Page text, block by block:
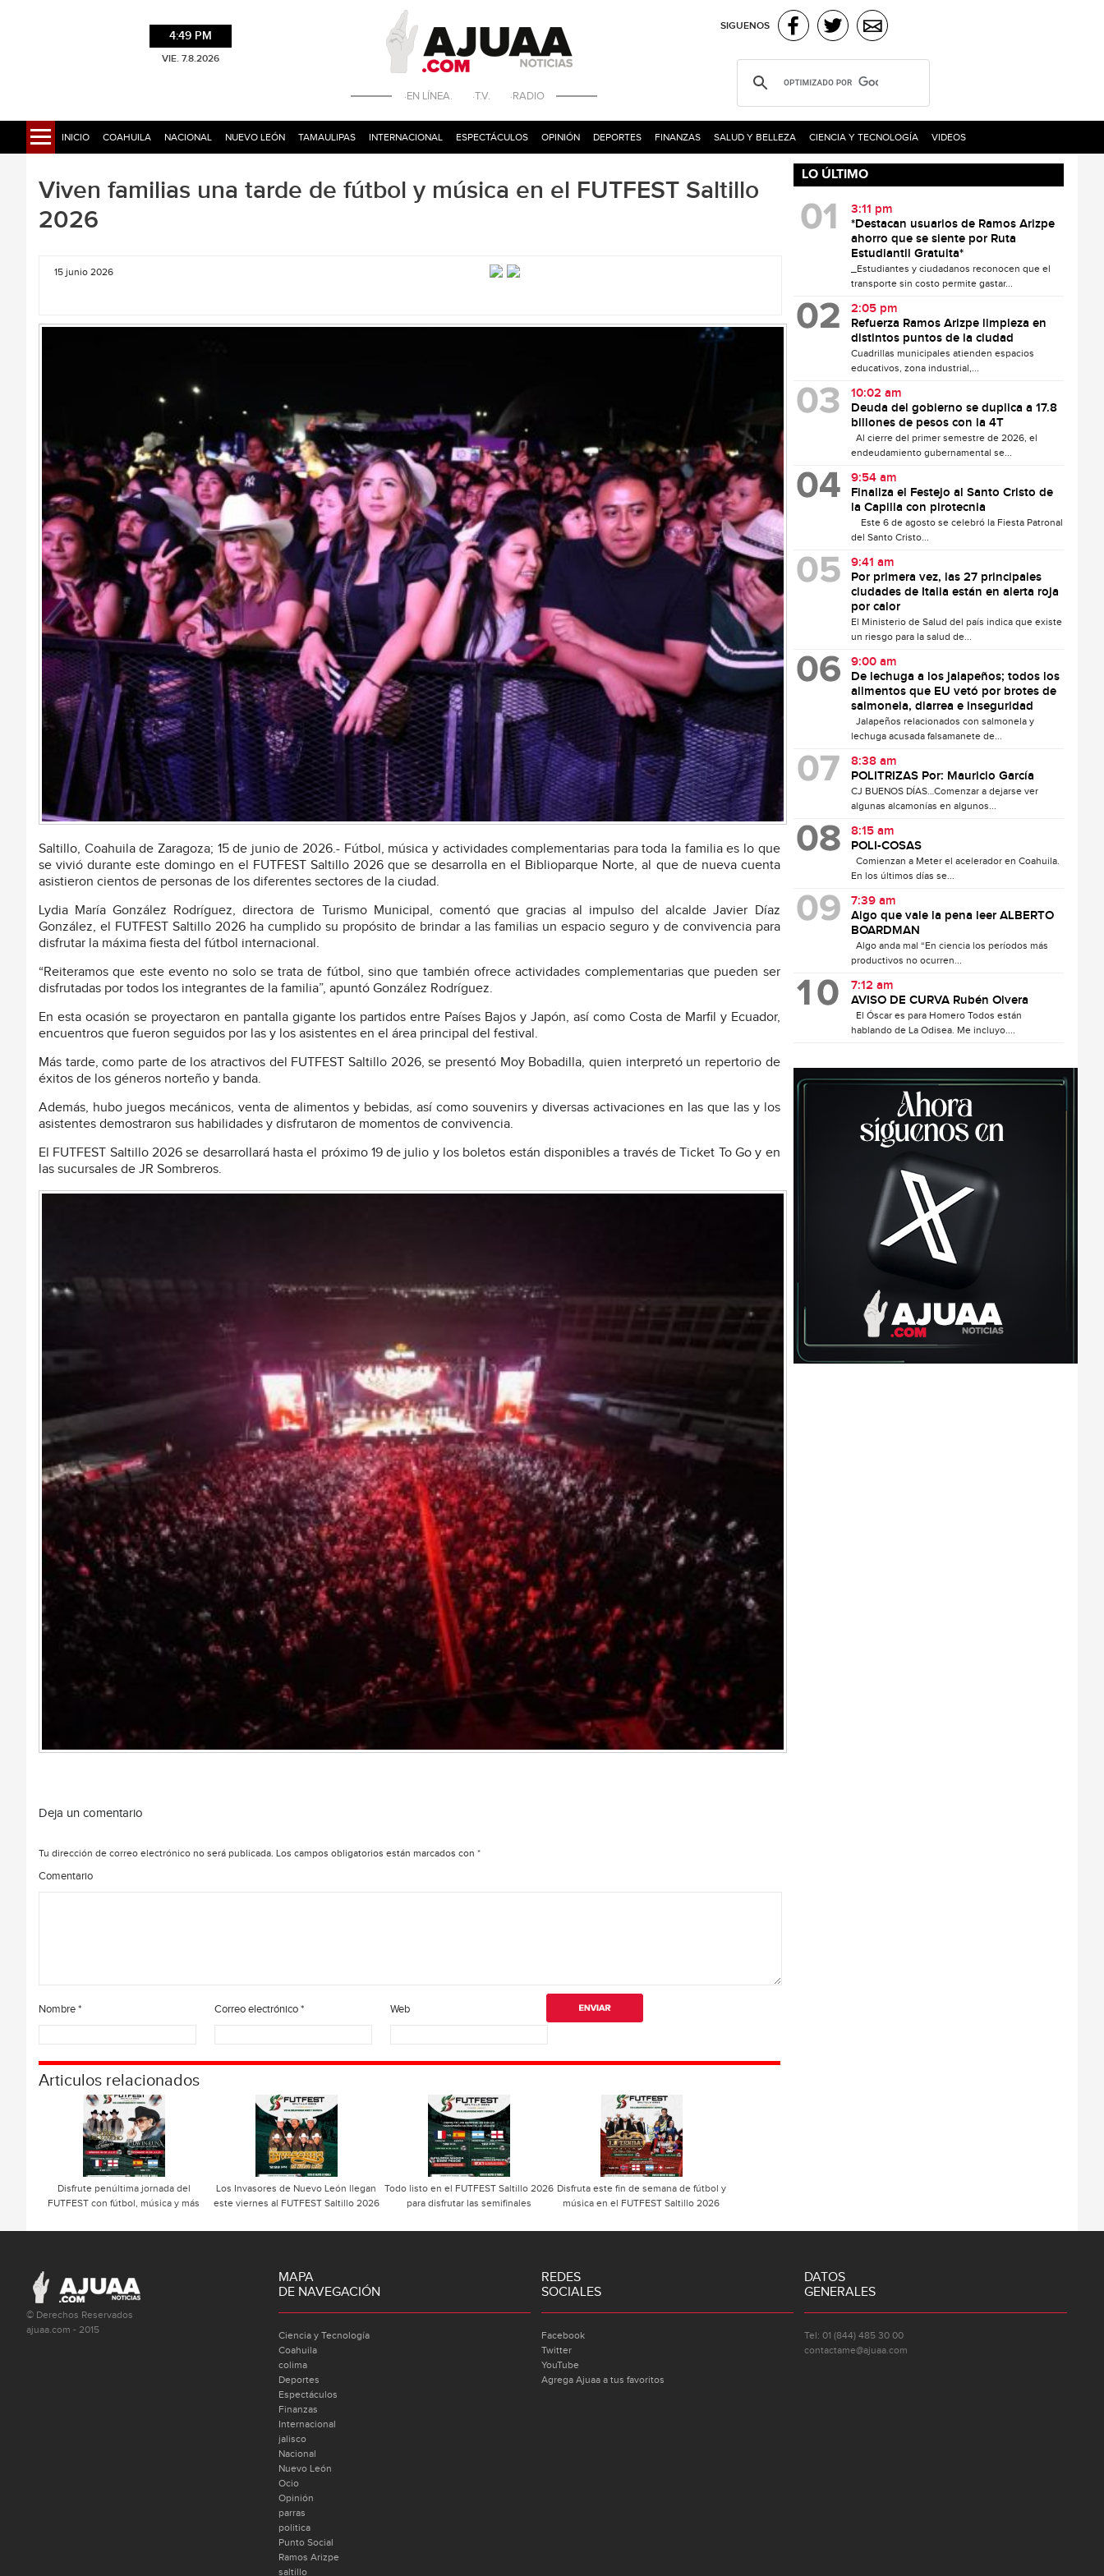
4:49 PM
VIE. 7.8.2026
·EN LÍNEA. ·T.V. ·RADIO
SIGUENOS
INICIO COAHUILA NACIONAL NUEVO LEÓN TAMAULIPAS INTERNACIONAL ESPECTÁCULOS OPINIÓN DEPORTES FINANZAS SALUD Y BELLEZA CIENCIA Y TECNOLOGÍA VIDEOS
Viven familias una tarde de fútbol y música en el FUTFEST Saltillo
2026
15 junio 2026
Saltillo, Coahuila de Zaragoza; 15 de junio de 2026.- Fútbol, música y actividades complementarias para toda la familia es lo que
se vivió durante este domingo en el FUTFEST Saltillo 2026 que se desarrolla en el Biblioparque Norte, al que de nueva cuenta
asistieron cientos de personas de los diferentes sectores de la ciudad.
Lydia María González Rodríguez, directora de Turismo Municipal, comentó que gracias al impulso del alcalde Javier Díaz
González, el FUTFEST Saltillo 2026 ha cumplido su propósito de brindar a las familias un espacio seguro y de convivencia para
disfrutar la máxima fiesta del fútbol internacional.
“Reiteramos que este evento no solo se trata de fútbol, sino que también ofrece actividades complementarias que pueden ser
disfrutadas por todos los integrantes de la familia”, apuntó González Rodríguez.
En esta ocasión se proyectaron en pantalla gigante los partidos entre Países Bajos y Japón, así como Costa de Marfil y Ecuador,
encuentros que fueron seguidos por las y los asistentes en el área principal del festival.
Más tarde, como parte de los atractivos del FUTFEST Saltillo 2026, se presentó Moy Bobadilla, quien interpretó un repertorio de
éxitos de los géneros norteño y banda.
Además, hubo juegos mecánicos, venta de alimentos y bebidas, así como souvenirs y diversas activaciones en las que las y los
asistentes demostraron sus habilidades y disfrutaron de momentos de convivencia.
El FUTFEST Saltillo 2026 se desarrollará hasta el próximo 19 de julio y los boletos están disponibles a través de Ticket To Go y en
las sucursales de JR Sombreros.
Deja un comentario
Tu dirección de correo electrónico no será publicada. Los campos obligatorios están marcados con *
Comentario
Nombre* Correo electrónico* Web
Articulos relacionados
Disfrute penúltima jornada del
FUTFEST con fútbol, música y más
Los Invasores de Nuevo León llegan
este viernes al FUTFEST Saltillo 2026
Todo listo en el FUTFEST Saltillo 2026
para disfrutar las semifinales
Disfruta este fin de semana de fútbol y
música en el FUTFEST Saltillo 2026
LO ÚLTIMO
3:11 pm
*Destacan usuarios de Ramos Arizpe
ahorro que se siente por Ruta
Estudiantil Gratuita*
_Estudiantes y ciudadanos reconocen que el
transporte sin costo permite gastar...
2:05 pm
Refuerza Ramos Arizpe limpieza en
distintos puntos de la ciudad
Cuadrillas municipales atienden espacios
educativos, zona industrial,...
10:02 am
Deuda del gobierno se duplica a 17.8
billones de pesos con la 4T
Al cierre del primer semestre de 2026, el
endeudamiento gubernamental se...
9:54 am
Finaliza el Festejo al Santo Cristo de
la Capilla con pirotecnia
Este 6 de agosto se celebró la Fiesta Patronal
del Santo Cristo...
9:41 am
Por primera vez, las 27 principales
ciudades de Italia están en alerta roja
por calor
El Ministerio de Salud del país indica que existe
un riesgo para la salud de...
9:00 am
De lechuga a los jalapeños; todos los
alimentos que EU vetó por brotes de
salmonela, diarrea e inseguridad
Jalapeños relacionados con salmonela y
lechuga acusada falsamanete de...
8:38 am
POLITRIZAS Por: Mauricio García
CJ BUENOS DÍAS…Comenzar a dejarse ver
algunas alcamonías en algunos...
8:15 am
POLI-COSAS
Comienzan a Meter el acelerador en Coahuila.
En los últimos días se...
7:39 am
Algo que vale la pena leer ALBERTO
BOARDMAN
Algo anda mal “En ciencia los períodos más
productivos no ocurren...
7:12 am
AVISO DE CURVA Rubén Olvera
El Óscar es para Homero Todos están
hablando de La Odisea. Me incluyo....
© Derechos Reservados
ajuaa.com - 2015
MAPA
DE NAVEGACIÓN
Ciencia y Tecnología
Coahuila
colima
Deportes
Espectáculos
Finanzas
Internacional
jalisco
Nacional
Nuevo León
Ocio
Opinión
parras
politica
Punto Social
Ramos Arizpe
saltillo
REDES
SOCIALES
Facebook
Twitter
YouTube
Agrega Ajuaa a tus favoritos
DATOS
GENERALES
Tel: 01 (844) 485 30 00
contactame@ajuaa.com